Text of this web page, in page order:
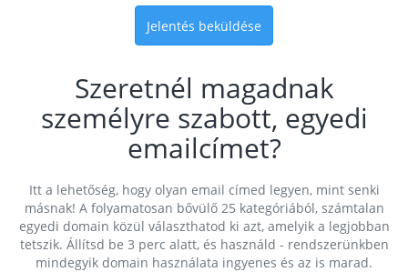
Jelentés beküldése
Szeretnél magadnak
személyre szabott, egyedi
emailcímet?
Itt a lehetőség, hogy olyan email címed legyen, mint senki
másnak! A folyamatosan bővülő 25 kategóriából, számtalan
egyedi domain közül választhatod ki azt, amelyik a legjobban
tetszik. Állítsd be 3 perc alatt, és használd - rendszerünkben
mindegyik domain használata ingyenes és az is marad.